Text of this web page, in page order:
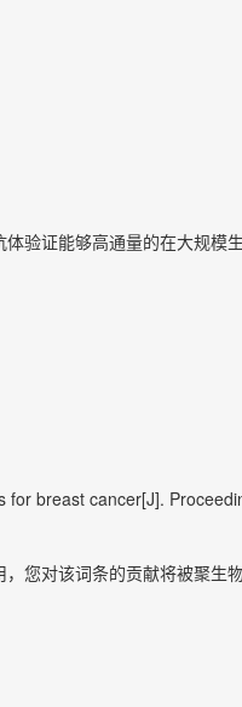
验证能够高通量的在大规模
breast cancer[J].
您对该词条的贡献将被聚生物